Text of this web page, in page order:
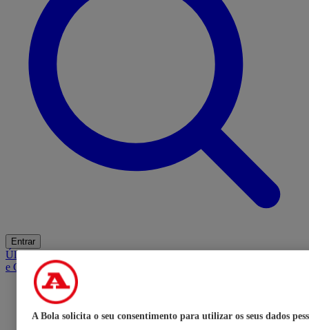
Entrar
ÚltimasMercadoOpiniãoiGaming HubA BOLA SUGEREBarba
e Cabelo
A Bola solicita o seu consentimento para utilizar os seus dados